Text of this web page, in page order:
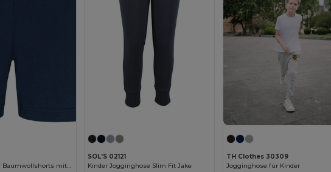
Bequeme Kinder Baumwollshorts mit Taschen
SOL'S 02121
Kinder Jogginghose Slim Fit Jake
TH Clothes 30309
Jogginghose für Kinder